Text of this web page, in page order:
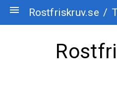
menu Rostfriskruv.se /